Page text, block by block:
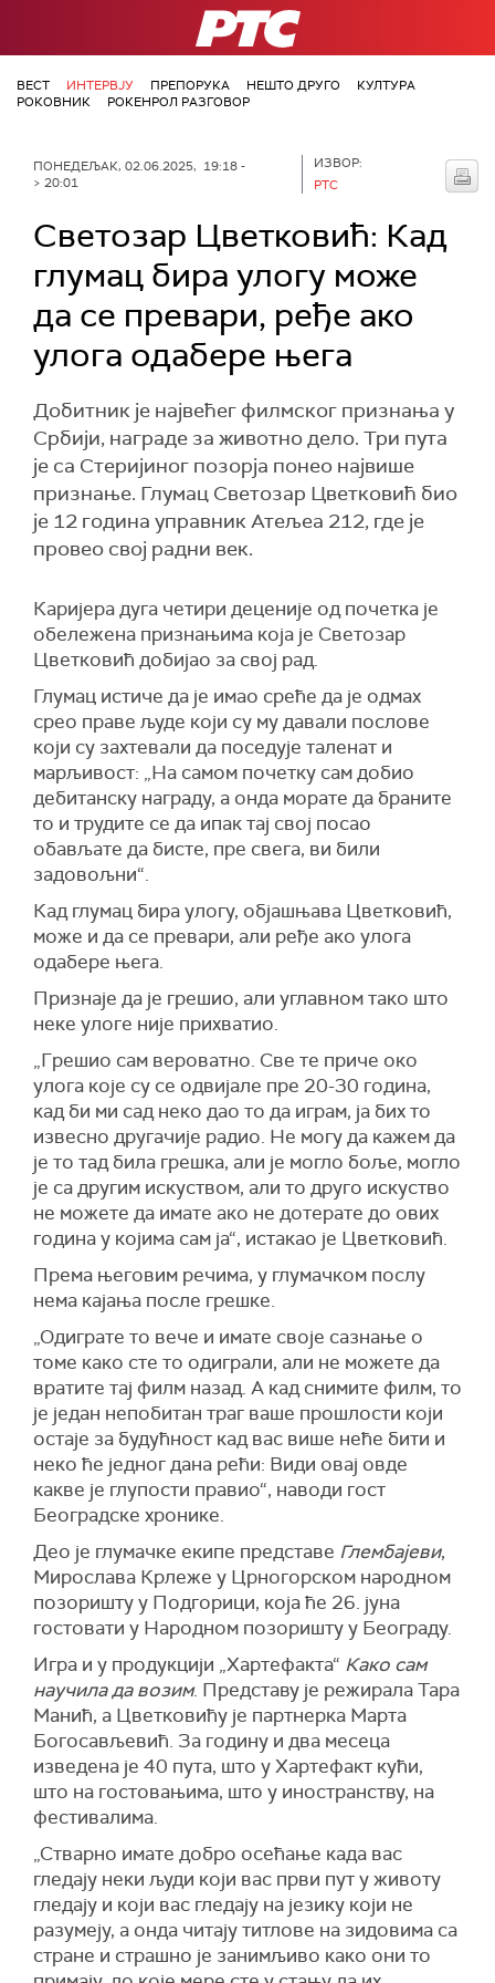
РТС
ВЕСТ ИНТЕРВЈУ ПРЕПОРУКА НЕШТО ДРУГО
КУЛТУРА
РОКОВНИК
РОКЕНРОЛ РАЗГОВОР
ПОНЕДЕЉАК, 02.06.2025, 19:18 -
> 20:01
ИЗВОР:
РТС
Светозар Цветковић: Кад
глумац бира улогу може
да се превари, ређе ако
улога одабере њега
Добитник је највећег филмског признања у
Србији, награде за животно дело. Три пута
је са Стеријиног позорја понео највише
признање. Глумац Светозар Цветковић био
је 12 година управник Атељеa 212, где је
провео свој радни век.
Каријера дуга четири деценије од почетка је
обележена признањима која је Светозар
Цветковић добијао за свој рад.
Глумац истиче да је имао среће да је одмах
срео праве људе који су му давали послове
који су захтевали да поседује таленат и
марљивост: „На самом почетку сам добио
дебитанску награду, а онда морате да браните
то и трудите се да ипак тај свој посао
обављате да бисте, пре свега, ви били
задовољни“.
Кад глумац бира улогу, објашњава Цветковић,
може и да се превари, али ређе ако улога
одабере њега.
Признаје да је грешио, али углавном тако што
неке улоге није прихватио.
„Грешио сам вероватно. Све те приче око
улога које су се одвијале пре 20-30 година,
кад би ми сад неко дао то да играм, ја бих то
извесно другачије радио. Не могу да кажем да
је то тад била грешка, али је могло боље, могло
је са другим искуством, али то друго искуство
не можете да имате ако не дотерате до ових
година у којима сам ја“, истакао је Цветковић.
Према његовим речима, у глумачком послу
нема кајања после грешке.
„Одиграте то вече и имате своје сазнање о
томе како сте то одиграли, али не можете да
вратите тај филм назад. А кад снимите филм, то
је један непобитан траг ваше прошлости који
остаје за будућност кад вас више неће бити и
неко ће једног дана рећи: Види овај овде
какве је глупости правио“, наводи гост
Београдске хронике.
Део је глумачке екипе представе Глембајеви,
Мирослава Крлеже у Црногорском народном
позоришту у Подгорици, која ће 26. јуна
гостовати у Народном позоришту у Београду.
Игра и у продукцији „Хартефакта“ Како сам
научила да возим. Представу је режирала Тара
Манић, а Цветковићу је партнерка Марта
Богосављевић. За годину и два месеца
изведена је 40 пута, што у Хартефакт кући,
што на гостовањима, што у иностранству, на
фестивалима.
„Стварно имате добро осећање када вас
гледају неки људи који вас први пут у животу
гледају и који вас гледају на језику који не
разумеју, а онда читају титлове на зидовима са
стране и страшно је занимљиво како они то